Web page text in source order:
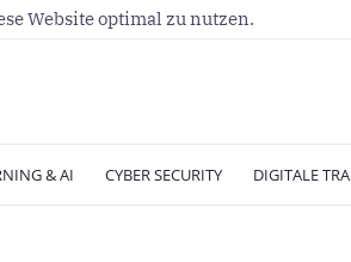
Website optimal zu nutzen.
& AI CYBER SECURITY DIGITALE